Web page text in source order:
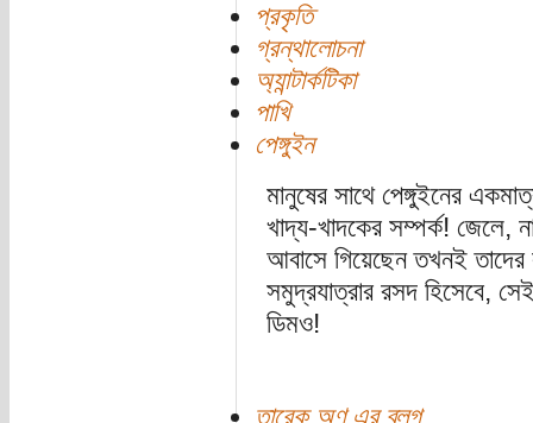
প্রকৃতি
গ্রন্থালোচনা
অ্যান্টার্কটিকা
পাখি
পেঙ্গুইন
মানুষের সাথে পেঙ্গুইনের
খাদ্য-খাদকের সম্পর্ক! জেলে,
আবাসে গিয়েছেন তখনই তাদের
সমুদ্রযাত্রার রসদ হিসেবে,
ডিমও!
তারেক অণু এর ব্লগ